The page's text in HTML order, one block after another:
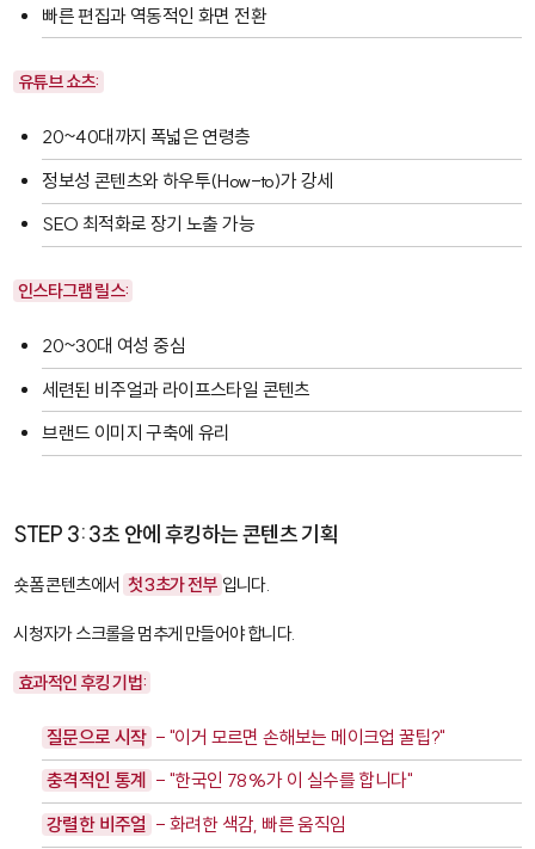
빠른 편집과 역동적인 화면 전환
유튜브 쇼츠:
20~40대까지 폭넓은 연령층
정보성 콘텐츠와 하우투(How-to)가 강세
SEO 최적화로 장기 노출 가능
인스타그램 릴스:
20~30대 여성 중심
세련된 비주얼과 라이프스타일 콘텐츠
브랜드 이미지 구축에 유리
STEP 3: 3초 안에 후킹하는 콘텐츠 기획
숏폼 콘텐츠에서 첫 3초가 전부 입니다.
시청자가 스크롤을 멈추게 만들어야 합니다.
효과적인 후킹 기법:
질문으로 시작 - "이거 모르면 손해보는 메이크업 꿀팁?"
충격적인 통계
- "한국인 78%가 이 실수를 합니다"
강렬한 비주얼 - 화려한 색감, 빠른 움직임